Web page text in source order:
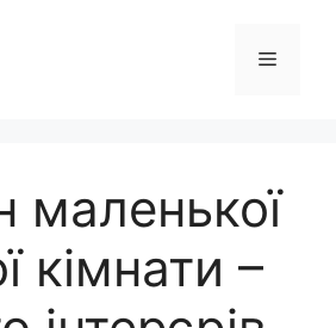
Меню
маленької
кімнати –